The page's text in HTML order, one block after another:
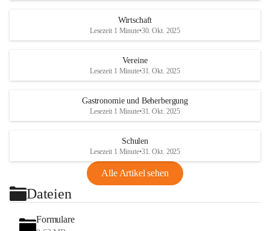
Wirtschaft
Lesezeit 1 Minute•30. Okt. 2025
Vereine
Lesezeit 1 Minute•31. Okt. 2025
Gastronomie und Beherbergung
Lesezeit 1 Minute•31. Okt. 2025
Schulen
Lesezeit 1 Minute•31. Okt. 2025
Alle Artikel sehen
Dateien
Formulare